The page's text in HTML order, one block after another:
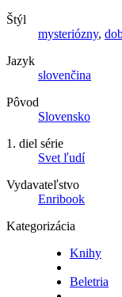
Štýl
mysteriózny,
Jazyk
slovenčina
Pôvod
Slovensko
1. diel série
Svet ľudí
Vydavateľstvo
Enribook
Kategorizácia
Knihy
Beletria